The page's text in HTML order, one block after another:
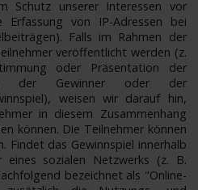
Schutz unserer Interessen vor
Erfassung von IP-Adressen bei
Falls im Rahmen der
veröffentlicht werden (z.
oder Präsentation der
der Gewinner oder der
weisen wir darauf hin,
in diesem Zusammenhang
können. Die Teilnehmer können
Findet das Gewinnspiel innerhalb
eines sozialen Netzwerks (z. B.
bezeichnet als "Online-